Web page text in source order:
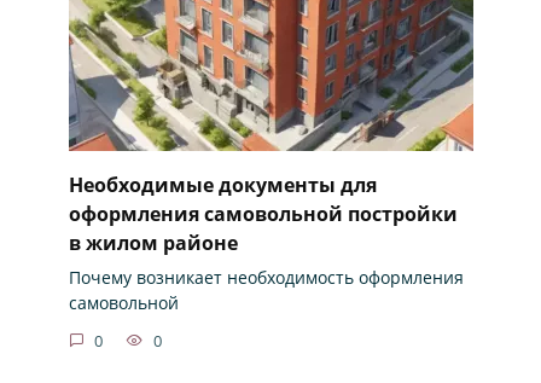
Необходимые документы для
оформления самовольной постройки
в жилом районе
Почему возникает необходимость оформления
самовольной
0 0